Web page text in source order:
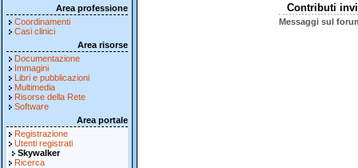
Area professione
Coordinamenti
Casi clinici
Area risorse
Documentazione
Immagini
Libri e pubblicazioni
Multimedia
Risorse della Rete
Software
Area portale
Registrazione
Utenti registrati
Skywalker
Ricerca
Contributi
Messaggi sul